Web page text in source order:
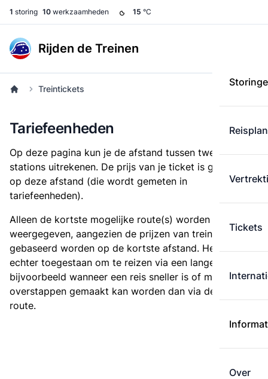
1 storing 10 werkzaamheden 15 °C
Rijden de Treinen
Tickets
Over
Treintickets
Tariefeenheden
Op deze pagina kun je de afstand tussen twee
stations uitrekenen. De prijs van je ticket is gebaseerd
op deze afstand (die wordt gemeten in
tariefeenheden).
Alleen de kortste mogelijke route(s) worden
weergegeven, aangezien de prijzen van treintickets
gebaseerd worden op de kortste afstand. Het is
echter toegestaan om te reizen via een langere route,
bijvoorbeeld wanneer een reis sneller is of met minder
overstappen gemaakt kan worden dan via de kortste
route.